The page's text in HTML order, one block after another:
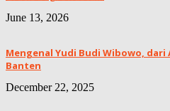
June 13, 2026
Mengenal Yudi Budi Wibowo, dari
Banten
December 22, 2025